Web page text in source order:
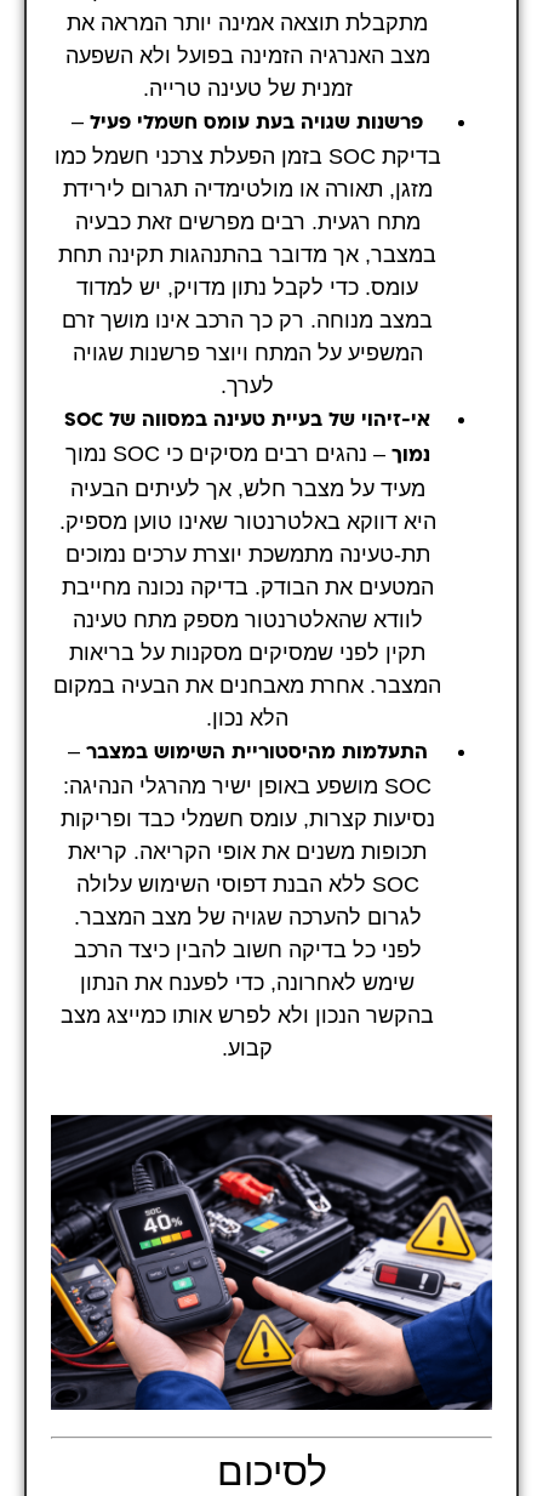
מתקבלת תוצאה אמינה יותר המראה את
מצב האנרגיה הזמינה בפועל ולא השפעה
זמנית של טעינה טרייה.
פרשנות שגויה בעת עומס חשמלי פעיל –
בדיקת SOC בזמן הפעלת צרכני חשמל כמו
מזגן, תאורה או מולטימדיה תגרום לירידת
מתח רגעית. רבים מפרשים זאת כבעיה
במצבר, אך מדובר בהתנהגות תקינה תחת
עומס. כדי לקבל נתון מדויק, יש למדוד
במצב מנוחה. רק כך הרכב אינו מושך זרם
המשפיע על המתח ויוצר פרשנות שגויה
לערך.
אי-זיהוי של בעיית טעינה במסווה של SOC
נמוך
– נהגים רבים מסיקים כי SOC נמוך
מעיד על מצבר חלש, אך לעיתים הבעיה
היא דווקא באלטרנטור שאינו טוען מספיק.
תת-טעינה מתמשכת יוצרת ערכים נמוכים
המטעים את הבודק. בדיקה נכונה מחייבת
לוודא שהאלטרנטור מספק מתח טעינה
תקין לפני שמסיקים מסקנות על בריאות
המצבר. אחרת מאבחנים את הבעיה במקום
הלא נכון.
התעלמות מהיסטוריית השימוש במצבר –
SOC מושפע באופן ישיר מהרגלי הנהיגה:
נסיעות קצרות, עומס חשמלי כבד ופריקות
תכופות משנים את אופי הקריאה. קריאת
SOC ללא הבנת דפוסי השימוש עלולה
לגרום להערכה שגויה של מצב המצבר.
לפני כל בדיקה חשוב להבין כיצד הרכב
שימש לאחרונה, כדי לפענח את הנתון
בהקשר הנכון ולא לפרש אותו כמייצג מצב
קבוע.
לסיכום